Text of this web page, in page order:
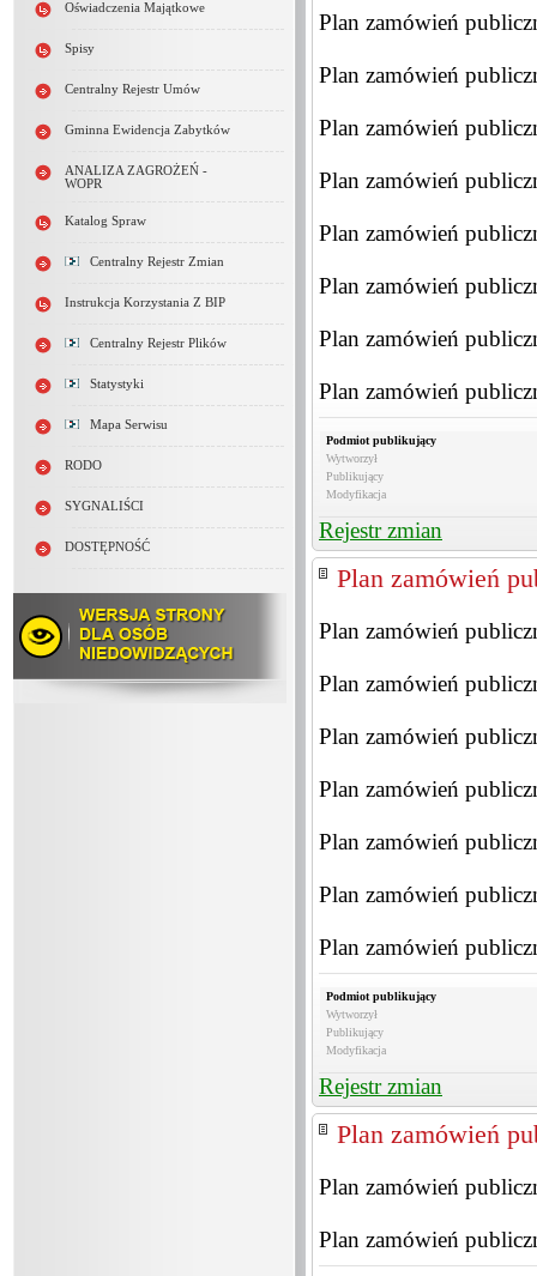
Oświadczenia Majątkowe
Spisy
Centralny Rejestr Umów
Gminna Ewidencja Zabytków
ANALIZA ZAGROŻEŃ -
WOPR
Katalog Spraw
Centralny Rejestr Zmian
Instrukcja Korzystania Z BIP
Centralny Rejestr Plików
Statystyki
Mapa Serwisu
RODO
SYGNALIŚCI
DOSTĘPNOŚĆ
Plan zamówień
Plan zamówień
Plan zamówień
Plan zamówień
Plan zamówień
Plan zamówień
Plan zamówień
Plan zamówień
Podmiot publikujący
Wytworzył
Publikujący
Modyfikacja
Rejestr zmian
Plan zamówień
Plan zamówień
Plan zamówień
Plan zamówień
Plan zamówień
Plan zamówień
Plan zamówień
Plan zamówień
Podmiot publikujący
Wytworzył
Publikujący
Modyfikacja
Rejestr zmian
Plan zamówień
Plan zamówień
Plan zamówień